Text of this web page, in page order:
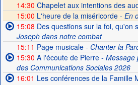
14:30 Chapelet aux intentions des
15:00 L'heure de la miséricorde - En
15:08 Des questions sur la foi, qu'on
Joseph dans notre combat
15:11 Page musicale- Chanter la
15:30 A l'écoute de Pierre- Message
des Communications Sociales 2026
16:01 Les conférences de la Famille